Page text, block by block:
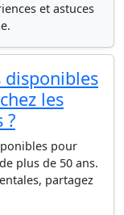
et astuces
les
?
pour
plus de 50 ans.
partagez